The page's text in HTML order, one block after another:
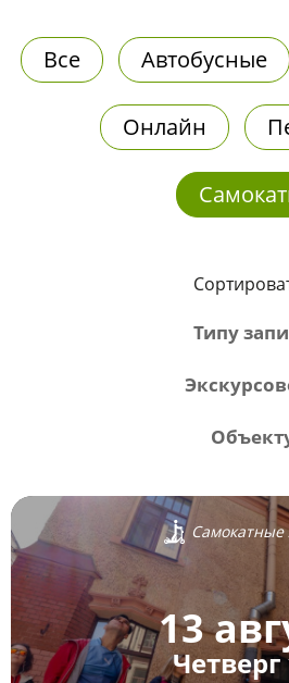
Все Автобусные
Онлайн
Типу
Самокатные
13
Четверг